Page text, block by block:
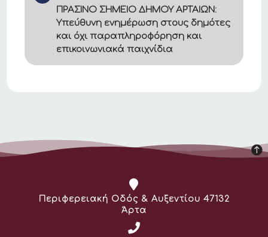
ΠΡΑΣΙΝΟ ΣΗΜΕΙΟ ΔΗΜΟΥ ΑΡΤΑΙΩΝ:
Υπεύθυνη ενημέρωση στους δημότες
και όχι παραπληροφόρηση και
επικοινωνιακά παιχνίδια
Διεύθυνση:
Περιφερειακή Οδός & Αυξεντίου 47132
Άρτα